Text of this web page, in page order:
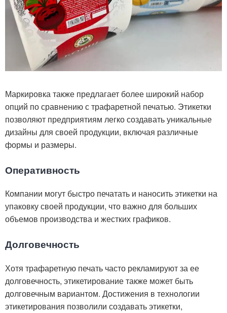
Маркировка также предлагает более широкий набор
опций по сравнению с трафаретной печатью. Этикетки
позволяют предприятиям легко создавать уникальные
дизайны для своей продукции, включая различные
формы и размеры.
Оперативность
Компании могут быстро печатать и наносить этикетки на
упаковку своей продукции, что важно для больших
объемов производства и жестких графиков.
Долговечность
Хотя трафаретную печать часто рекламируют за ее
долговечность, этикетирование также может быть
долговечным вариантом. Достижения в технологии
этикетирования позволили создавать этикетки,